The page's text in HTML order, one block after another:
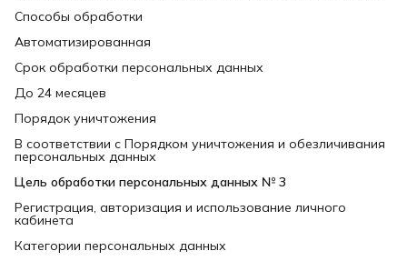
Способы обработки
Автоматизированная
Срок обработки персональных данных
До 24 месяцев
Порядок уничтожения
В соответствии с Порядком уничтожения и обезличивания
персональных данных
Цель обработки персональных данных № 3
Регистрация, авторизация и использование личного
кабинета
Категории персональных данных